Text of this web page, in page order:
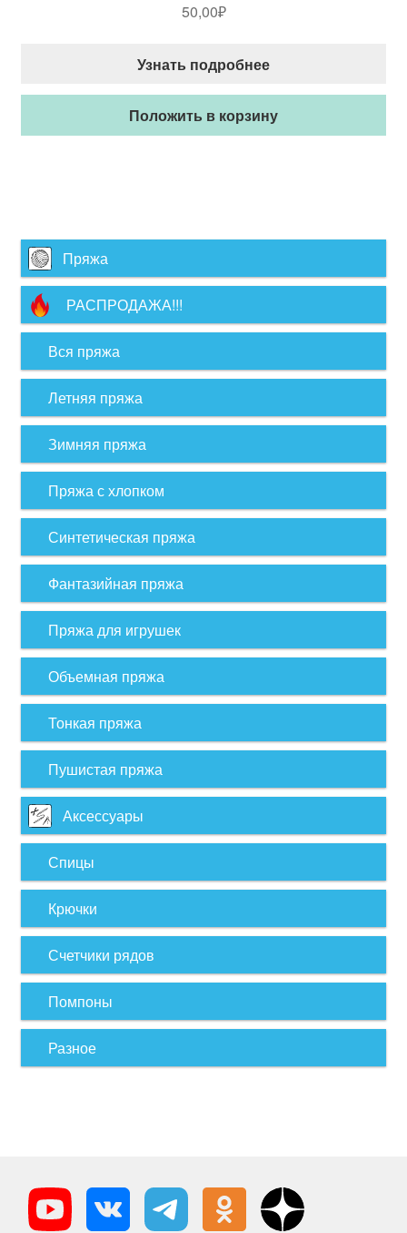
50,00₽
Узнать подробнее
Положить в корзину
Пряжа
РАСПРОДАЖА!!!
Вся пряжа
Летняя пряжа
Зимняя пряжа
Пряжа с хлопком
Синтетическая пряжа
Фантазийная пряжа
Пряжа для игрушек
Объемная пряжа
Тонкая пряжа
Пушистая пряжа
Аксессуары
Спицы
Крючки
Счетчики рядов
Помпоны
Разное